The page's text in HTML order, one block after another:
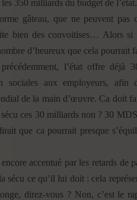
350 milliards du budget de l’état.
gâteau, que ne peuvent pas
bien des convoitises… Alors si
d’heureux que cela pourrait
l’état offre déjà
sociales aux employeurs, afin
de la main d’œuvre. Ca doit
ces 30 milliards non ? 30
que ca pourrait presque
accentué par les retards de
sécu ce qu’il lui doit : cela
direz-vous ? Non, c’est le